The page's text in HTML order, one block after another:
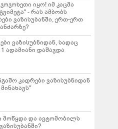
იყო! იმ კაცმა
- რას ამბობს
ვაზისუბანში, ერთ-ერთ
ვაზისუბნიდან, სადაც
ადამიანი დაშავდა
კადრები ვაზისუბნიდან
მოწყდა და ავტომობილს
დაეცა - რა ხდება ვაზისუბანში?